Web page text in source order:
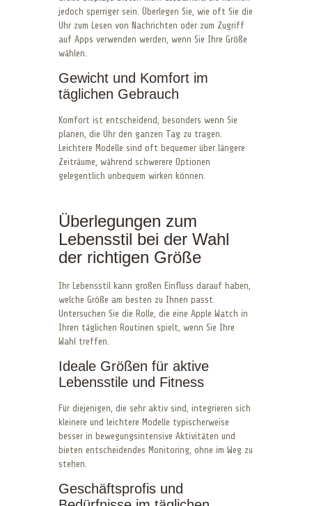
jedoch sperriger sein. Überlegen Sie, wie oft Sie die
Uhr zum Lesen von Nachrichten oder zum Zugriff
auf Apps verwenden werden, wenn Sie Ihre Größe
wählen.
Gewicht und Komfort im
täglichen Gebrauch
Komfort ist entscheidend, besonders wenn Sie
planen, die Uhr den ganzen Tag zu tragen.
Leichtere Modelle sind oft bequemer über längere
Zeiträume, während schwerere Optionen
gelegentlich unbequem wirken können.
Überlegungen zum
Lebensstil bei der Wahl
der richtigen Größe
Ihr Lebensstil kann großen Einfluss darauf haben,
welche Größe am besten zu Ihnen passt.
Untersuchen Sie die Rolle, die eine Apple Watch in
Ihren täglichen Routinen spielt, wenn Sie Ihre
Wahl treffen.
Ideale Größen für aktive
Lebensstile und Fitness
Für diejenigen, die sehr aktiv sind, integrieren sich
kleinere und leichtere Modelle typischerweise
besser in bewegungsintensive Aktivitäten und
bieten entscheidendes Monitoring, ohne im Weg zu
stehen.
Geschäftsprofis und